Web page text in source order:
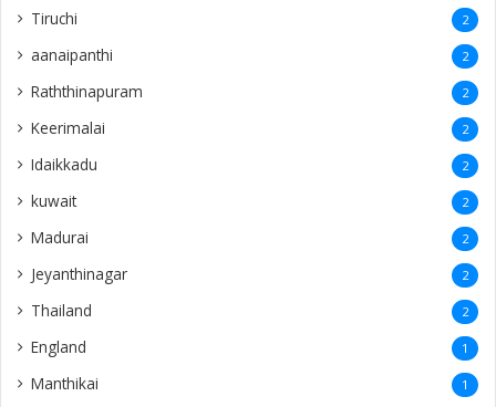
Tiruchi 2
aanaipanthi 2
Raththinapuram 2
Keerimalai 2
Idaikkadu 2
kuwait 2
Madurai 2
Jeyanthinagar 2
Thailand 2
England 1
Manthikai 1